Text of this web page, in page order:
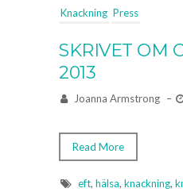
Knackning Press
SKRIVET OM
2013
Joanna Armstrong –
Read More
eft, hälsa, knackning,